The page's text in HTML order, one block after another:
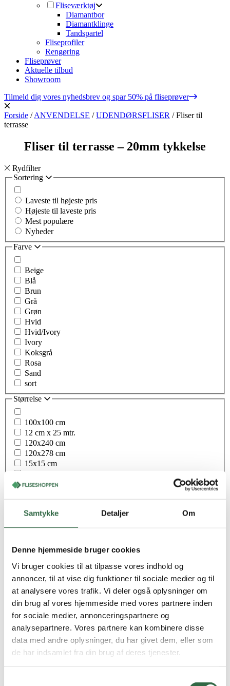
Samtykke Detaljer Om
Denne hjemmeside bruger cookies
Vi bruger cookies til at tilpasse vores indhold og
annoncer, til at vise dig funktioner til sociale medier og til
at analysere vores trafik. Vi deler også oplysninger om
din brug af vores hjemmeside med vores partnere inden
for sociale medier, annonceringspartnere og
analysepartnere. Vores partnere kan kombinere disse
data med andre oplysninger, du har givet dem, eller som
de har indsamlet fra din brug af deres tjenester.
Fliseværktøj
Diamantbor
Diamantklinge
Tandspartel
Fliseprofiler
Rengøring
Fliseprøver
Aktuelle tilbud
Showroom
Tilmeld dig vores nyhedsbrev og spar 50% på fliseprøver
Forside /ANVENDELSE /UDENDØRSFLISER /Fliser til
terrasse
Fliser til terrasse – 20mm tykkelse
Rydfilter
Sortering
Laveste til højeste pris
Højeste til laveste pris
Mest populære
Nyheder
Farve
Beige
Blå
Brun
Grå
Grøn
Hvid
Hvid/Ivory
Ivory
Koksgrå
Rosa
Sand
sort
Størrelse
100x100 cm
12 cm x 25 mtr.
120x240 cm
120x278 cm
15x15 cm
30x60 cm
45x90 cm
6,5x100 cm
60x120 cm
60x60 cm
60x60x2 cm
60x60x3 cm
6x24 cm
7,5x30 cm
7,5x60 cm
7,5x90 cm
75x75 cm
7x28 cm
7x60 cm
8x60 cm